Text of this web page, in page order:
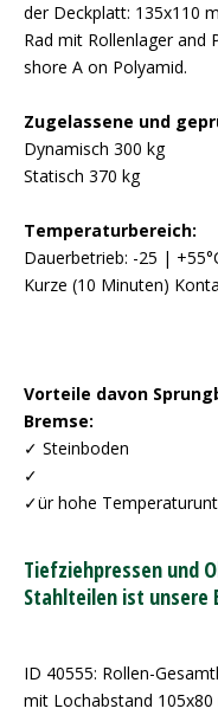
der Deckplatt: 135x110
Rad mit Rollenlager and
shore A on Polyamid.
Zugelassene und
Dynamisch 300 kg
Statisch 370 kg
Temperaturbereich:
Dauerbetrieb: -25 |
Kurze (10 Minuten)
Vorteile davon
Bremse:
✓ Steinboden
✓
✓ür hohe
Tiefziehpressen und
Stahlteilen ist unsere
ID 40555: Rollen-
mit Lochabstand